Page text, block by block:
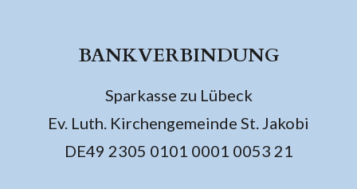
BANKVERBINDUNG
Sparkasse zu Lübeck
Ev. Luth. Kirchengemeinde St. Jakobi
DE49 2305 0101 0001 0053 21